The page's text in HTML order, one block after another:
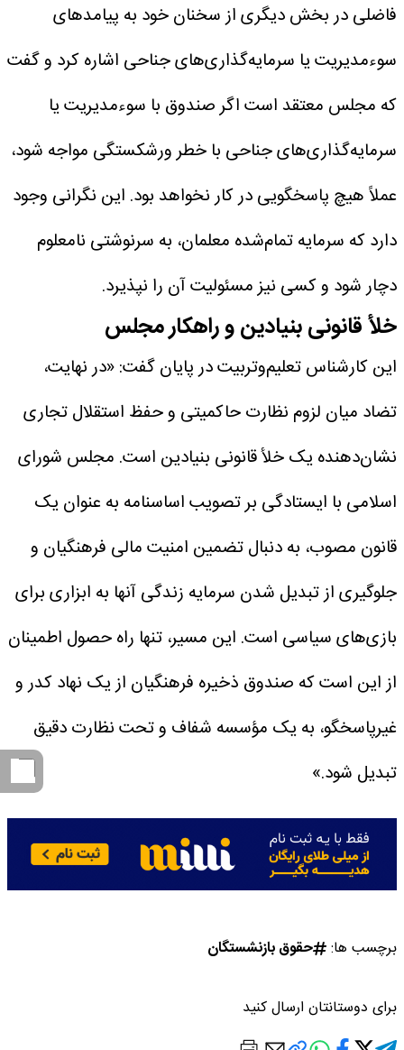
فاضلی در بخش دیگری از سخنان خود به پیامدهای
سوءمدیریت یا سرمایه‌گذاری‌های جناحی اشاره کرد و گفت
که مجلس معتقد است اگر صندوق با سوءمدیریت یا
سرمایه‌گذاری‌های جناحی با خطر ورشکستگی مواجه شود،
عملاً هیچ پاسخگویی در کار نخواهد بود. این نگرانی وجود
دارد که سرمایه تمام‌شده معلمان، به سرنوشتی نامعلوم
دچار شود و کسی نیز مسئولیت آن را نپذیرد.
خلأ قانونی بنیادین و راهکار مجلس
این کارشناس تعلیم‌و‌تربیت در پایان گفت: «در نهایت،
تضاد میان لزوم نظارت حاکمیتی و حفظ استقلال تجاری
نشان‌دهنده یک خلأ قانونی بنیادین است. مجلس شورای
اسلامی با ایستادگی بر تصویب اساسنامه به عنوان یک
قانون مصوب، به دنبال تضمین امنیت مالی فرهنگیان و
جلوگیری از تبدیل شدن سرمایه زندگی آنها به ابزاری برای
بازی‌های سیاسی است. این مسیر، تنها راه حصول اطمینان
از این است که صندوق ذخیره فرهنگیان از یک نهاد کدر و
غیرپاسخگو، به یک مؤسسه شفاف و تحت نظارت دقیق
تبدیل شود.»
برچسب ها: حقوق بازنشستگان
برای دوستانتان ارسال کنید